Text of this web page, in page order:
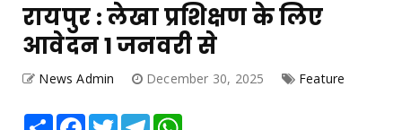
रायपुर : लेखा प्रशिक्षण के लिए
आवेदन 1 जनवरी से
News Admin December 30, 2025 Feature
Share Facebook
TwitterTelegram